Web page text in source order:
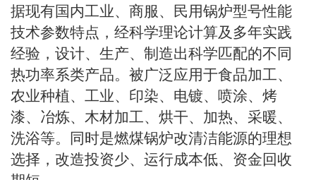
据现有国内工业、商服、民用锅炉型号性能
技术参数特点，经科学理论计算及多年实践
经验，设计、生产、制造出科学匹配的不同
热功率系类产品。被广泛应用于食品加工、
农业种植、工业、印染、电镀、喷涂、烤
漆、冶炼、木材加工、烘干、加热、采暖、
洗浴等。同时是燃煤锅炉改清洁能源的理想
选择，改造投资少、运行成本低、资金回收